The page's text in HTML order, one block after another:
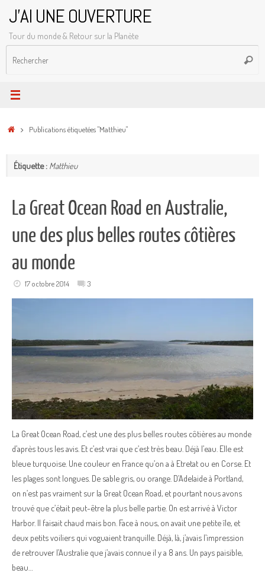
contenu
J'AI UNE OUVERTURE
Tour du monde & Retour sur la Planète
AccueilPublications étiquetées "Matthieu"
Étiquette : Matthieu
La Great Ocean Road en Australie,
une des plus belles routes côtières
au monde
17 octobre 2014 3
La Great Ocean Road, c’est une des plus belles routes côtières au monde
d’après tous les avis. Et c’est vrai que c’est très beau. Déjà l’eau. Elle est
bleue turquoise. Une couleur en France qu’on a à Etretat ou en Corse. Et
les plages sont longues. De sable gris, ou orange. D’Adelaide à Portland,
on n’est pas vraiment sur la Great Ocean Road, et pourtant nous avons
trouvé que c’était peut-être la plus belle partie. On est arrivé à Victor
Harbor. Il faisait chaud mais bon. Face à nous, on avait une petite île, et
deux petits voiliers qui voguaient tranquille. Déjà, là, j’avais l’impression
de retrouver l’Australie que j’avais connue il y a 8 ans. Un pays paisible,
beau…